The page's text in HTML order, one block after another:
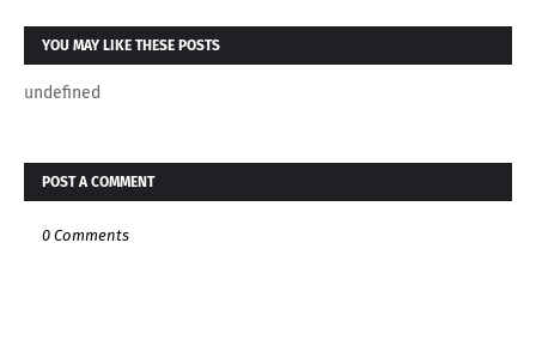
YOU MAY LIKE THESE POSTS
undefined
POST A COMMENT
0 Comments